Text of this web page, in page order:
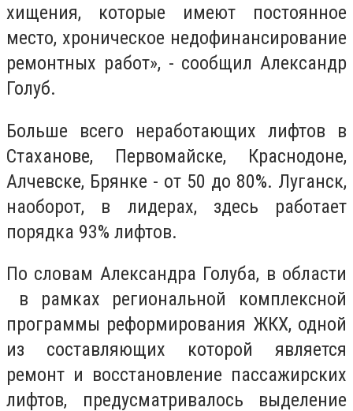
хищения, которые имеют постоянное
место, хроническое недофинансирование
ремонтных работ», - сообщил Александр
Голуб.
Больше всего неработающих лифтов в
Стаханове, Первомайске, Краснодоне,
Алчевске, Брянке - от 50 до 80%. Луганск,
наоборот, в лидерах, здесь работает
порядка 93% лифтов.
По словам Александра Голуба, в области
в рамках региональной комплексной
программы реформирования ЖКХ, одной
из составляющих которой является
ремонт и восстановление пассажирских
лифтов, предусматривалось выделение